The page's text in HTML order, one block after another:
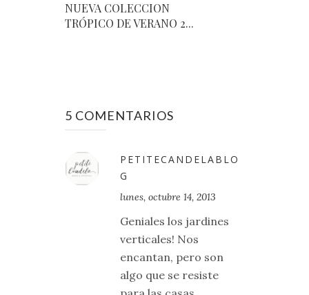
NUEVA COLECCION
TRÓPICO DE VERANO 2...
5 COMENTARIOS
PETITECANDELABLO
G
lunes, octubre 14, 2013
Geniales los jardines
verticales! Nos
encantan, pero son
algo que se resiste